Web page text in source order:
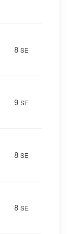
8 SE
9 SE
8 SE
8 SE